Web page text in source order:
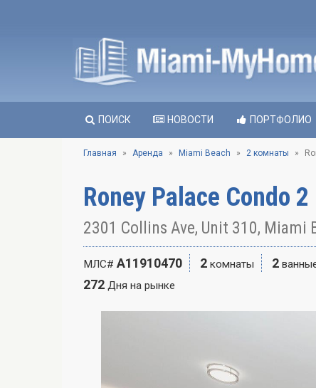
ПОИСК НОВОСТИ ПОРТФОЛИО
Главная Аренда Miami Beach 2 комнаты
Roney Palace Condo
2301 Collins Ave, Unit 310, Miami
МЛС# A11910470 2 комнаты 2
272 Дня на рынке